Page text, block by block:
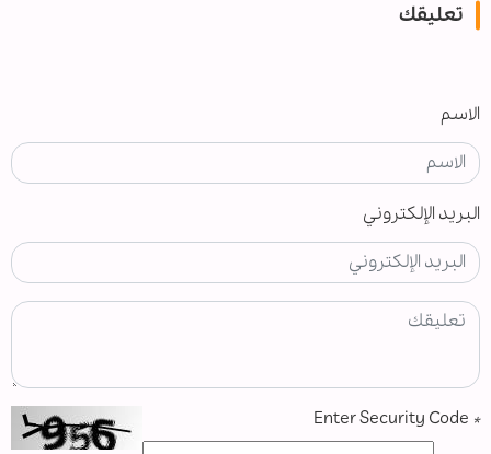
تعليقك
الاسم
البريد الإلكتروني
*